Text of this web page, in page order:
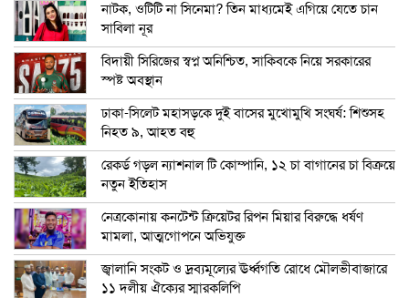
নাটক, ওটিটি না সিনেমা? তিন মাধ্যমেই এগিয়ে যেতে চান
সাবিলা নূর
বিদায়ী সিরিজের স্বপ্ন অনিশ্চিত, সাকিবকে নিয়ে সরকারের
স্পষ্ট অবস্থান
ঢাকা-সিলেট মহাসড়কে দুই বাসের মুখোমুখি সংঘর্ষ: শিশুসহ
নিহত ৯, আহত বহু
রেকর্ড গড়ল ন্যাশনাল টি কোম্পানি, ১২ চা বাগানের চা বিক্রয়ে
নতুন ইতিহাস
নেত্রকোনায় কনটেন্ট ক্রিয়েটর রিপন মিয়ার বিরুদ্ধে ধর্ষণ
মামলা, আত্মগোপনে অভিযুক্ত
জ্বালানি সংকট ও দ্রব্যমূল্যের ঊর্ধ্বগতি রোধে মৌলভীবাজারে
১১ দলীয় ঐক্যের স্মারকলিপি